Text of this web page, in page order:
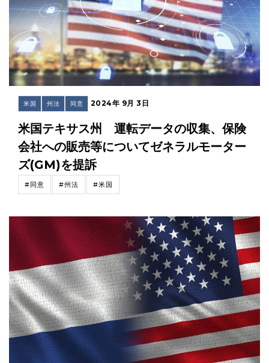
米国 州法 同意 2024年 9月 3日
米国テキサス州 運転データの収集、保険
会社への販売等についてゼネラルモーター
ズ(GM)を提訴
#同意 #州法 #米国